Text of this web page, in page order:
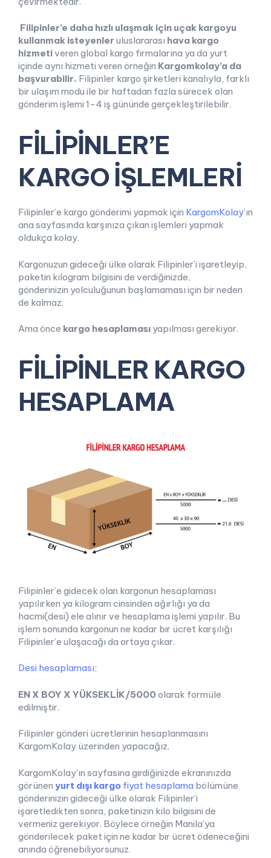
Filipinler’e daha hızlı ulaşmak için uçak kargoyu
kullanmak isteyenler uluslararası hava kargo
hizmetiveren global kargo firmalarına ya da yurt
içinde aynı hizmeti veren örneğin Kargomkolay’a da
başvurabilir. Filipinler kargo şirketleri kanalıyla, farklı
bir ulaşım modu ile bir haftadan fazla sürecek olan
gönderim işlemi 1-4 iş gününde gerçekleştirilebilir.
FİLİPİNLER’E
KARGO İŞLEMLERİ
Filipinler’e kargo gönderimi yapmak için KargomKolay’ın
ana sayfasında karşınıza çıkan işlemleri yapmak
oldukça kolay.
Kargonuzun gideceği ülke olarak Filipinler’i işaretleyip,
paketin kilogram bilgisini de verdiğinizde,
gönderinizin yolculuğunun başlamaması için bir neden
de kalmaz.
Ama önce kargo hesaplaması yapılması gerekiyor.
FİLİPİNLER KARGO
HESAPLAMA
Filipinler’e gidecek olan kargonun hesaplaması
yapılırken ya kilogram cinsinden ağırlığı ya da
hacmi(desi) ele alınır ve hesaplama işlemi yapılır. Bu
işlem sonunda kargonun ne kadar bir ücret karşılığı
Filipinler’e ulaşacağı da ortaya çıkar.
Desi hesaplaması;
EN X BOY X YÜKSEKLİK/5000olarak formüle
edilmiştir.
Filipinler gönderi ücretlerinin hesaplanmasını
KargomKolay üzerinden yapacağız.
KargomKolay’ın sayfasına girdiğinizde ekranınızda
görünen yurt dışı kargo fiyat hesaplama bölümüne
gönderinizin gideceği ülke olarak Filipinler’i
işaretledikten sonra, paketinizin kilo bilgisini de
vermeniz gerekiyor. Böylece örneğin Manila’ya
gönderilecek paket için ne kadar bir ücret ödeneceğini
anında öğrenebiliyorsunuz.